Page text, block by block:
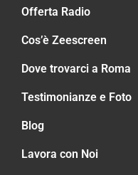
Offerta Radio
Cos’è Zeescreen
Dove trovarci a Roma
Testimonianze e Foto
Blog
Lavora con Noi